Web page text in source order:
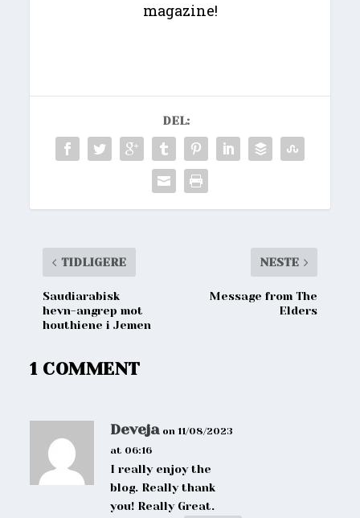
magazine!
DEL:
TIDLIGERE
Saudiarabisk
hevn-angrep mot
houthiene i Jemen
NESTE
Message from The
Elders
1 COMMENT
Deveja on 11/08/2023
at 06:16
I really enjoy the
blog. Really thank
you! Really Great.